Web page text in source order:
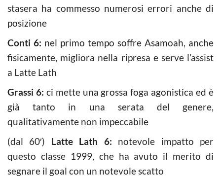
stasera ha commesso numerosi errori anche di
posizione
Conti 6: nel primo tempo soffre Asamoah, anche
fisicamente, migliora nella ripresa e serve l’assist
a Latte Lath
Grassi 6: ci mette una grossa foga agonistica ed è
già tanto in una serata del genere,
qualitativamente non impeccabile
(dal 60′) Latte Lath 6: notevole impatto per
questo classe 1999, che ha avuto il merito di
segnare il goal con un notevole scatto